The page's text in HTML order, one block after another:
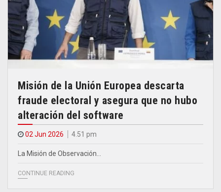
Misión de la Unión Europea descarta
fraude electoral y asegura que no hubo
alteración del software
02 Jun 2026 4.51 pm
La Misión de Observación…
CONTINUE READING